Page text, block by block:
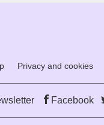
Privacy and cookies
Facebook